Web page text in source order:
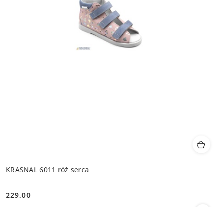
KRASNAL 6011 róż serca
Cena:
229.00